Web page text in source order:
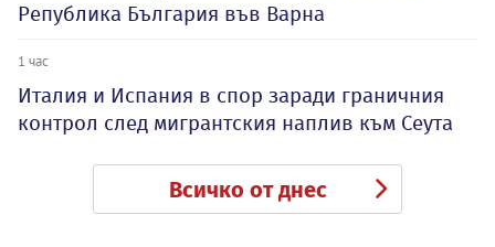
Република България във Варна
1 час
Италия и Испания в спор заради граничния
контрол след мигрантския наплив към Сеута
Всичко от днес